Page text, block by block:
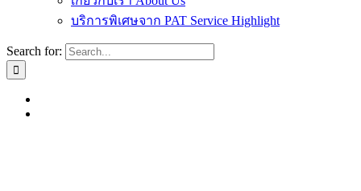
บริการพิเศษจาก PAT Service Highlight
Search for: